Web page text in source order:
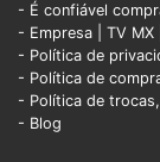
- É confiável
- Empresa
TV MX
- Política de
- Política de
- Política de
- Blog